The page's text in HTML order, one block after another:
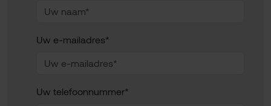
Uw e-mailadres*
Uw telefoonnummer*